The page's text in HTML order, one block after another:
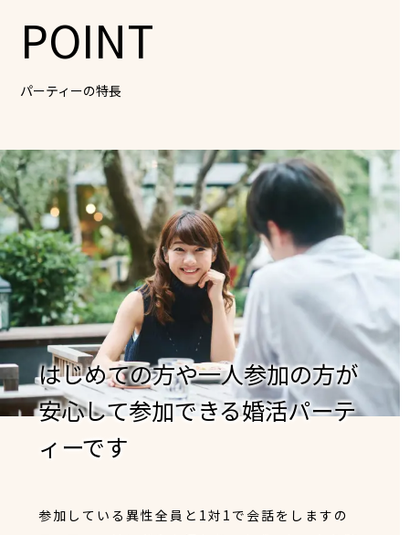
POINT
パーティーの特長
はじめての方や一人参加の方が
安心して参加できる婚活パーテ
ィーです
参加している異性全員と1対1で会話をしますの